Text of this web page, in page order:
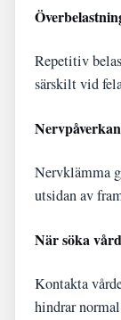
Repetitiv
särskilt vid
Nervklämma
utsidan av
När söka
Kontakta
hindrar